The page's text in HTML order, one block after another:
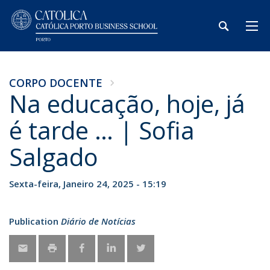
CORPO DOCENTE
Na educação, hoje, já
é tarde … | Sofia
Salgado
Sexta-feira, Janeiro 24, 2025 - 15:19
Publication Diário de Notícias